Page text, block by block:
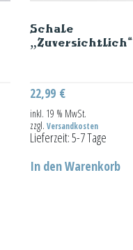
Schale
„Zuversichtlich“
22,99 €
inkl. 19 % MwSt.
zzgl. Versandkosten
Lieferzeit:5-7 Tage
In den Warenkorb